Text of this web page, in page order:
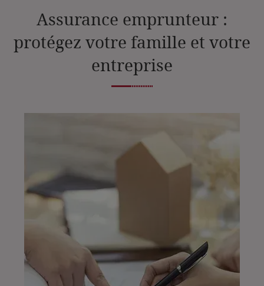
Assurance emprunteur :
protégez votre famille et votre
entreprise